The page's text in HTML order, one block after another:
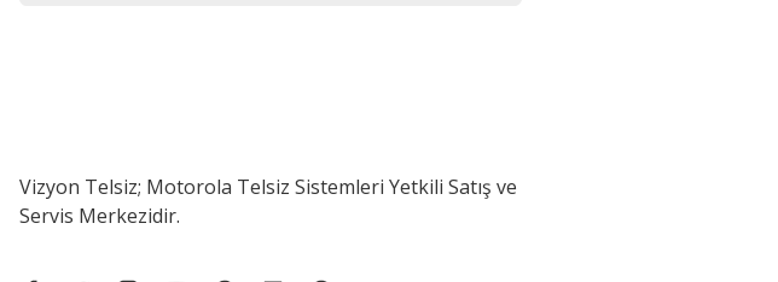
Vizyon Telsiz; Motorola Telsiz Sistemleri Yetkili Satış ve
Servis Merkezidir.